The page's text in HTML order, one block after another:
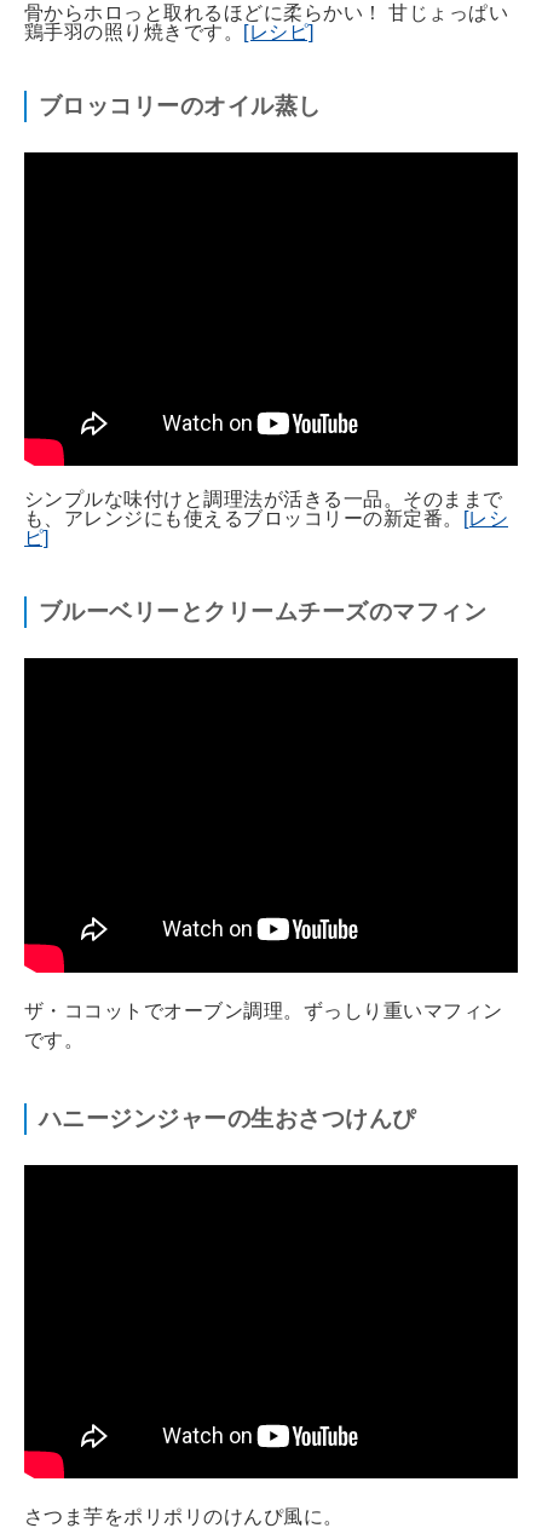
骨からホロっと取れるほどに柔らかい！ 甘じょっぱい
鶏手羽の照り焼きです。
[レシピ]
ブロッコリーのオイル蒸し
シンプルな味付けと調理法が活きる一品。そのままで
も、アレンジにも使えるブロッコリーの新定番。
[レシ
ピ]
ブルーベリーとクリームチーズのマフィン
ザ・ココットでオーブン調理。ずっしり重いマフィン
です。
ハニージンジャーの生おさつけんぴ
さつま芋をポリポリのけんぴ風に。